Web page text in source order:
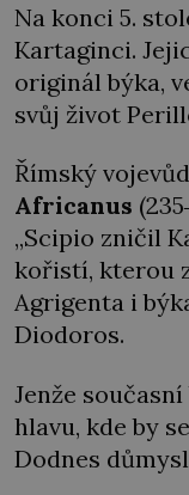
Na konci 5.
Kartaginci.
originál býka,
svůj život
Římský
Africanus
„Scipio zničil
kořistí, kterou
Agrigenta i
Diodoros.
Jenže
hlavu, kde by
Dodnes